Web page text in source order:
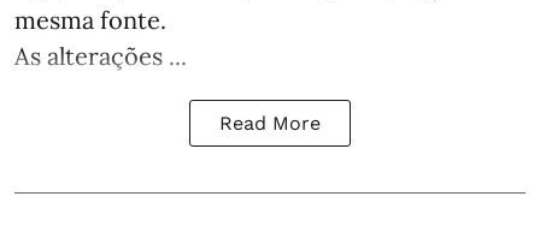
mesma fonte.
As alterações ...
Read More